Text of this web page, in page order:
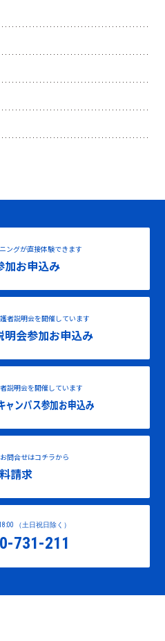
ングが直接体験できます
加お申込み
者説明会を開催しています
明会参加お申込み
説明会を開催しています
ャンパス参加お申込み
問合せはコチラから
請求
（土日祝日除く）
731-211